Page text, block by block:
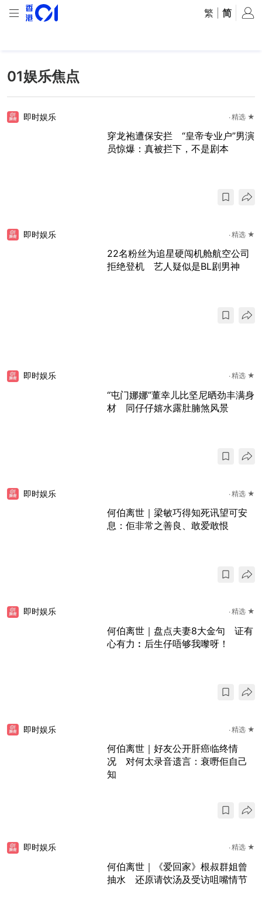
繁 简
01娱乐焦点
即时娱乐 精选 ★
穿龙袍遭保安拦 “皇帝专业户”男演
员惊爆：真被拦下，不是剧本
即时娱乐 精选 ★
22名粉丝为追星硬闯机舱航空公司
拒绝登机 艺人疑似是BL剧男神
即时娱乐 精选 ★
“屯门娜娜”董幸儿比坚尼晒劲丰满身
材 同仔仔嬉水露肚腩煞风景
即时娱乐 精选 ★
何伯离世｜梁敏巧得知死讯望可安
息：佢非常之善良、敢爱敢恨
即时娱乐 精选 ★
何伯离世｜盘点夫妻8大金句 证有
心有力︰后生仔唔够我嚟呀！
即时娱乐 精选 ★
何伯离世｜好友公开肝癌临终情
况 对何太录音遗言：衰嘢佢自己
知
即时娱乐 精选 ★
何伯离世｜《爱回家》根叔群姐曾
抽水 还原请饮汤及受访咀嘴情节